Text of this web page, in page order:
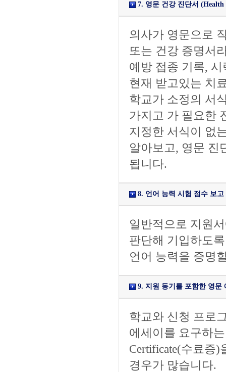
7. 영문 건강 진단서
의사가 영문으로
또는 건강 증명서
예방 접종 기록,
현재 받고있는 치
학교가 소정의 서
가지고 가 필요한
지정한 서식이 없
알아보고, 영문 진
됩니다.
8. 언어 능력 시험 점수 보
일반적으로 지원
판단해 기입하도
언어 능력을 증명
9. 지원 동기를 포함한 영문
학교와 신청 프로
에세이를 요구하
Certificate(수료증
경우가 많습니다.